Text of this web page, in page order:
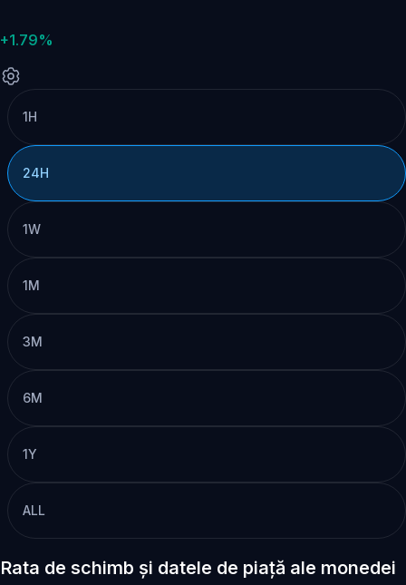
+1.79%
1H
24H
1W
1M
3M
6M
1Y
ALL
Rata de schimb și datele de piață ale monedei